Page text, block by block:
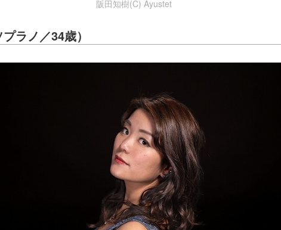
阪田知樹(C) Ayustet
ラノ／34歳）